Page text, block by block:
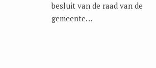
besluit van de raad van de
gemeente…